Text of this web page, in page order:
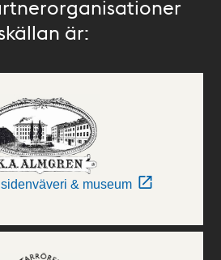
är:
& museum